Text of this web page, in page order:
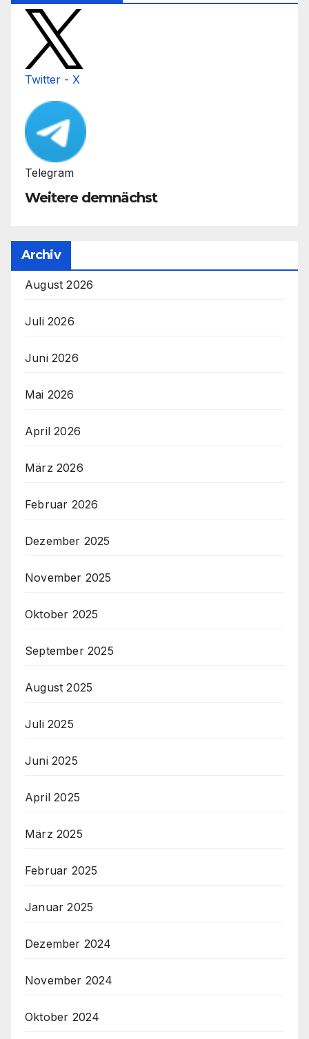
Twitter - X
Telegram
Weitere demnächst
Archiv
August 2026
Juli 2026
Juni 2026
Mai 2026
April 2026
März 2026
Februar 2026
Dezember 2025
November 2025
Oktober 2025
September 2025
August 2025
Juli 2025
Juni 2025
April 2025
März 2025
Februar 2025
Januar 2025
Dezember 2024
November 2024
Oktober 2024